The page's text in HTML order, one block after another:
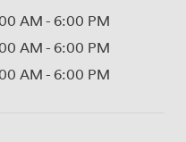
AM- 6:00 PM
AM- 6:00 PM
AM- 6:00 PM